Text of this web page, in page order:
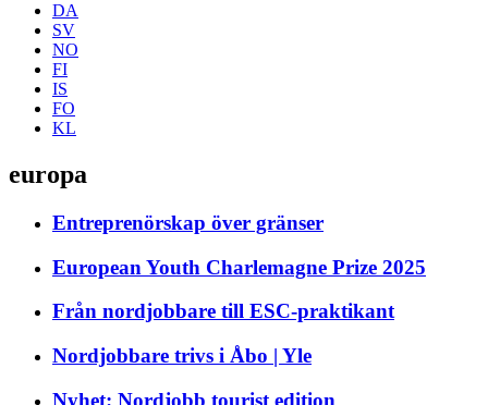
DA
SV
NO
FI
IS
FO
KL
europa
Entreprenörskap över gränser
European Youth Charlemagne Prize 2025
Från nordjobbare till ESC-praktikant
Nordjobbare trivs i Åbo | Yle
Nyhet: Nordjobb tourist edition